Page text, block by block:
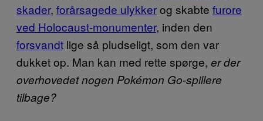
skader, forårsagede ulykkerog skabte furore
ved Holocaust-monumenter, inden den
forsvandt lige så pludseligt, som den var
dukket op. Man kan med rette spørge, er der
overhovedet nogen Pokémon Go-spillere
tilbage?